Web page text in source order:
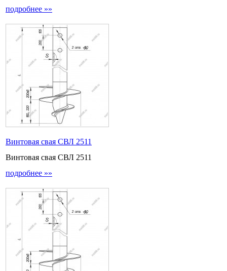
подробнее »»
Винтовая свая СВЛ 2511
Винтовая свая СВЛ 2511
подробнее »»